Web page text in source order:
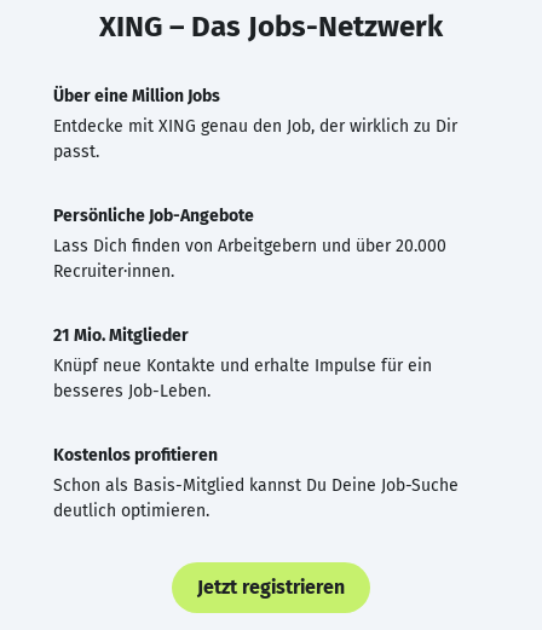
XING – Das Jobs-Netzwerk
Über eine Million Jobs
Entdecke mit XING genau den Job, der wirklich zu Dir
passt.
Persönliche Job-Angebote
Lass Dich finden von Arbeitgebern und über 20.000
Recruiter·innen.
21 Mio. Mitglieder
Knüpf neue Kontakte und erhalte Impulse für ein
besseres Job-Leben.
Kostenlos profitieren
Schon als Basis-Mitglied kannst Du Deine Job-Suche
deutlich optimieren.
Jetzt registrieren